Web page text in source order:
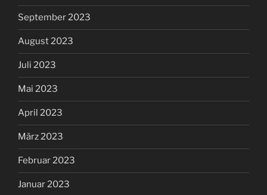
September 2023
August 2023
Juli 2023
Mai 2023
April 2023
März 2023
Februar 2023
Januar 2023